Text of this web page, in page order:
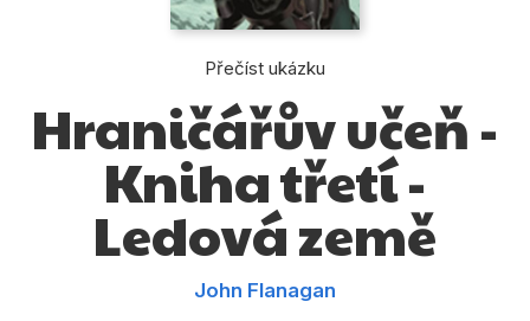
Dárkové publikace
Hobby
Jazyky
Kalendáře
Přečíst ukázku
Hraničářův učeň -
Kniha třetí -
Ledová země
John Flanagan